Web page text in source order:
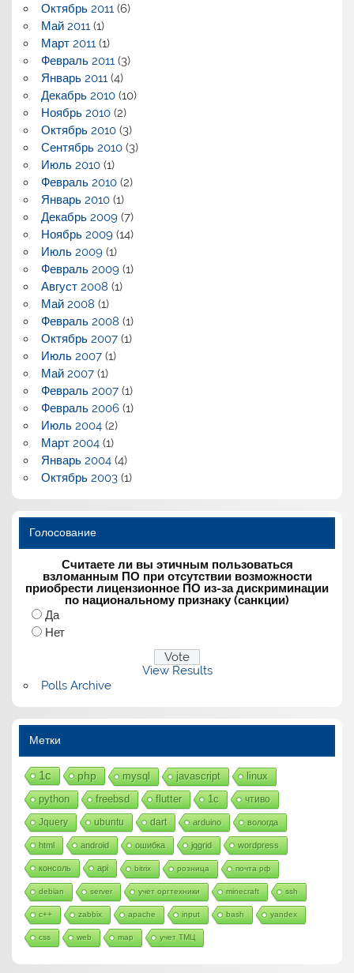
Октябрь 2011(6)
Май 2011(1)
Март 2011(1)
Февраль 2011(3)
Январь 2011(4)
Декабрь 2010(10)
Ноябрь 2010(2)
Октябрь 2010(3)
Сентябрь 2010(3)
Июль 2010(1)
Февраль 2010(2)
Январь 2010(1)
Декабрь 2009(7)
Ноябрь 2009(14)
Июль 2009(1)
Февраль 2009(1)
Август 2008 (1)
Май 2008 (1)
Февраль 2008 (1)
Октябрь 2007(1)
Июль 2007(1)
Май 2007(1)
Февраль 2007(1)
Февраль 2006(1)
Июль 2004(2)
Март 2004(1)
Январь 2004(4)
Октябрь 2003(1)
Голосование
Считаете ли вы этичным пользоваться
взломанным ПО при отсутствии возможности
приобрести лицензионное ПО из-за дискриминации
по национальному признаку (санкции)
Да
Нет
View Results
Polls Archive
Метки
1с php mysql javascript linux
python freebsd flutter 1c чтиво
Jquery ubuntu dart arduino вологда
html android ошибка jqgrid wordpress
консоль api bitrix розница почта рф
debian server учет оргтехники minecraft ssh
c++ zabbix apache input bash yandex
css web map учет ТМЦ